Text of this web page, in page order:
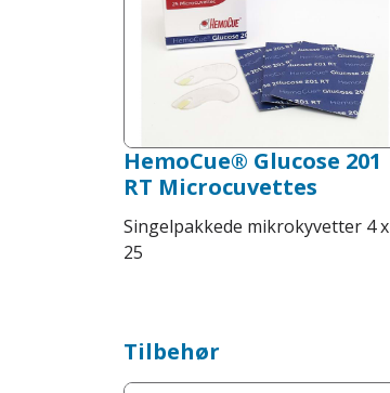
HemoCue® Glucose 201
RT Microcuvettes
Singelpakkede mikrokyvetter 4 x
25
Tilbehør